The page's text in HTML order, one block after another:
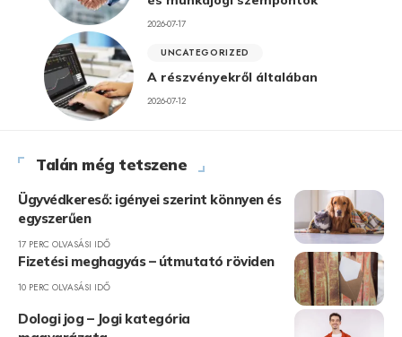
2026-07-17
UNCATEGORIZED
A részvényekről általában
2026-07-12
Talán még tetszene
Ügyvédkereső: igényei szerint könnyen és
egyszerűen
17 PERC OLVASÁSI IDŐ
Fizetési meghagyás – útmutató röviden
10 PERC OLVASÁSI IDŐ
Dologi jog – Jogi kategória